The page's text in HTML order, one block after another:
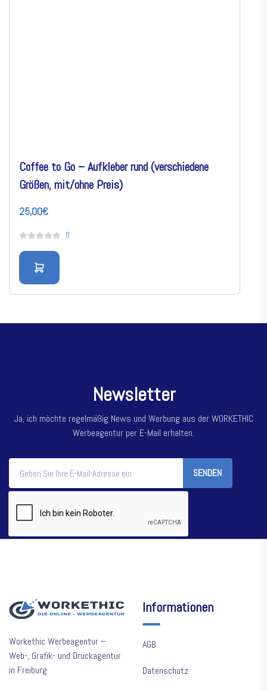
Coffee to Go – Aufkleber rund (verschiedene
Größen, mit/ohne Preis)
25,00€
0
Newsletter
Ja, ich möchte regelmäßig News und Werbung aus der WORKETHIC
Werbeagentur per E-Mail erhalten.
SENDEN
Workethic Werbeagentur –
Web-, Grafik- und Druckagentur
in Freiburg
Informationen
AGB
Datenschutz